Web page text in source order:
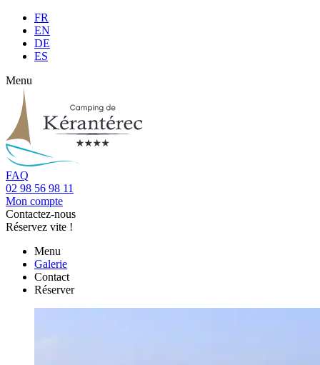
FR
EN
DE
ES
Menu
FAQ
02 98 56 98 11
Mon compte
Contactez-nous
Réservez vite !
Menu
Galerie
Contact
Réserver